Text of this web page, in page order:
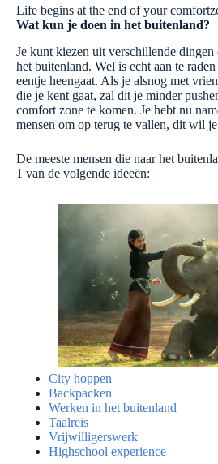
Life begins at the end of your
Wat kun je doen in het buitenland?
Je kunt kiezen uit verschillende dingen
het buitenland. Wel is echt aan te
eentje heengaat. Als je alsnog met
die je kent gaat, zal dit je minder
comfort zone te komen. Je hebt nu
mensen om op terug te vallen, dit wil
De meeste mensen die naar het
1 van de volgende ideeën:
City hoppen
Backpacken
Werken in het buitenland
Taalreis
Vrijwilligerswerk
Highschool experience